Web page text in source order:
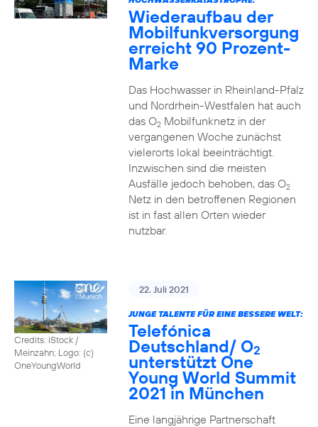
Wiederaufbau der
Mobilfunkversorgung
erreicht 90 Prozent-
Marke
Das Hochwasser in Rheinland-Pfalz
und Nordrhein-Westfalen hat auch
das O2Mobilfunknetz in der
vergangenen Woche zunächst
vielerorts lokal beeinträchtigt.
Inzwischen sind die meisten
Ausfälle jedoch behoben, das O2
Netz in den betroffenen Regionen
ist in fast allen Orten wieder
nutzbar.
Credits: iStock /
Meinzahn; Logo: (c)
OneYoungWorld
22. Juli 2021
JUNGE TALENTE FÜR EINE BESSERE WELT:
Telefónica
Deutschland/ O2
unterstützt One
Young World Summit
2021 in München
Eine langjährige Partnerschaft